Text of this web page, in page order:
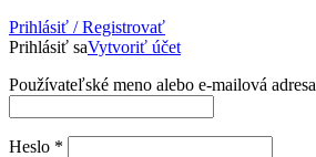
Prihlásiť / Registrovať
Prihlásiť saVytvoriť účet
Používateľské meno alebo e-mailová adresa
Heslo *